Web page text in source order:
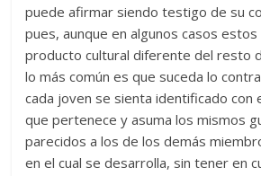
puede afirmar siendo testigo de su
pues, aunque en algunos casos
producto cultural diferente del resto
lo más común es que suceda lo
cada joven se sienta identificado con
que pertenece y asuma los mismos
parecidos a los de los demás
en el cual se desarrolla, sin tener en